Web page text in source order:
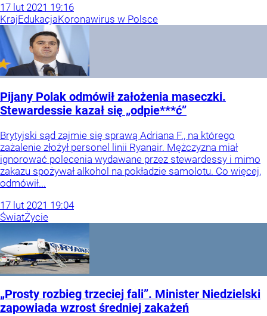
17 lut 2021 19:16
KrajEdukacjaKoronawirus w Polsce
Pijany Polak odmówił założenia maseczki.
Stewardessie kazał się „odpie***ć”
Brytyjski sąd zajmie się sprawą Adriana F., na którego
zażalenie złożył personel linii Ryanair. Mężczyzna miał
ignorować polecenia wydawane przez stewardessy i mimo
zakazu spożywał alkohol na pokładzie samolotu. Co więcej,
odmówił...
17 lut 2021 19:04
ŚwiatŻycie
„Prosty rozbieg trzeciej fali”. Minister Niedzielski
zapowiada wzrost średniej zakażeń